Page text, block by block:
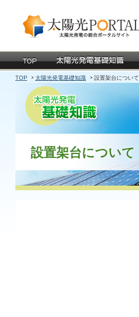
TOP 太陽光発電基礎知識 設置架台について
設置架台について